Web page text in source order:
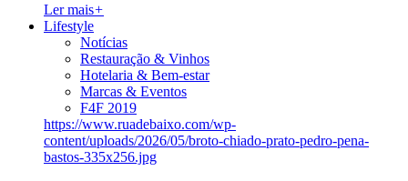
Ler mais+
Lifestyle
Notícias
Restauração & Vinhos
Hotelaria & Bem-estar
Marcas & Eventos
F4F 2019
https://www.ruadebaixo.com/wp-
content/uploads/2026/05/broto-chiado-prato-pedro-pena-
bastos-335x256.jpg